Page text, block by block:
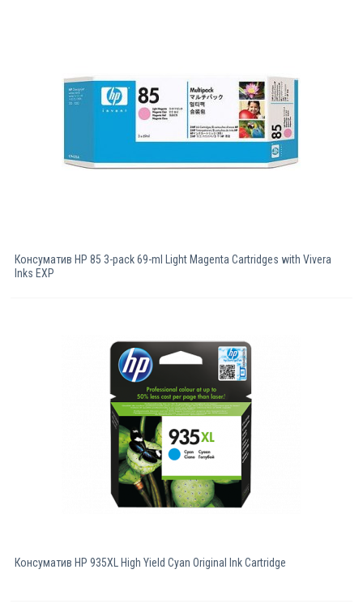
Консуматив HP 85 3-pack 69-ml Light Magenta Cartridges with Vivera
Inks EXP
Консуматив HP 935XL High Yield Cyan Original Ink Cartridge